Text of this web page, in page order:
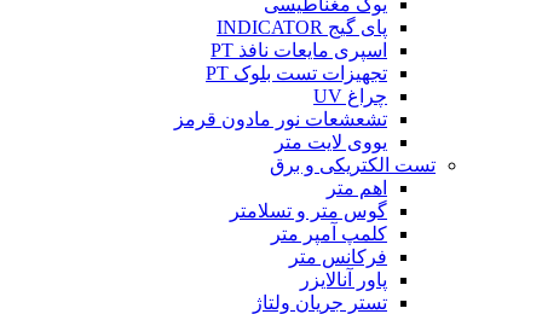
یوک مغناطیسی
پای گیج INDICATOR
اسپری مایعات نافذ PT
تجهیزات تست بلوک PT
چراغ UV
تشعشعات نور مادون قرمز
یووی لایت متر
تست الکتریکی و برق
اهم متر
گوس متر و تسلامتر
کلمپ آمپر متر
فرکانس متر
پاور آنالایزر
تستر جریان ولتاژ